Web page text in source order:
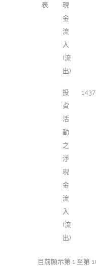
表
現
金
流
入
(流
出)
投
資
活
動
之
淨
現
金
流
入
(流
出)
目前顯示第 1 至第